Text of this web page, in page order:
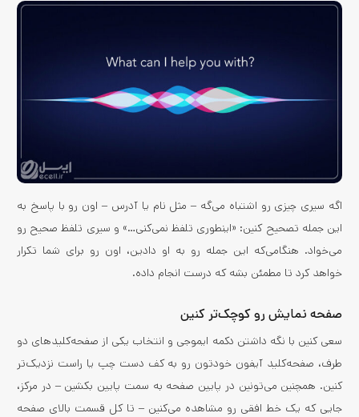
اگه سیری چیزی رو اشتباه می‌گه – مثل نام یا آدرس – اون رو با پاسخ به
این جمله تصحیح کنین: «اینطوری تلفظ نمی‌کنی…» و سیری تلفظ صحیح رو
می‌خواد. هنگامی‌که این جمله رو به او دادین، اون رو برای شما تکرار
خواهد کرد تا مطمئن بشه که درست انجام داده.
صفحه نمایش رو کوچک‌تر کنین
سعی کنین با نگه داشتن دکمه ایموجی و انتخاب یکی از صفحه‌کلیدهای دو
طرف، صفحه‌کلید آیفون خودتون رو به کف دست چپ یا راست نزدیک‌تر
کنین. همچنین می‌تونین در پایین صفحه به سمت پایین بکشین – در مرکز،
جایی که یک خط افقی رو مشاهده می‌کنین – تا کل قسمت بالای صفحه